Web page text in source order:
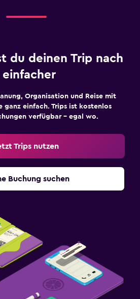
du deinen Trip nach
Organisation und Reise mit
ganz einfach. Trips ist kostenlos
verfügbar – egal wo.
Trips nutzen
Buchung suchen